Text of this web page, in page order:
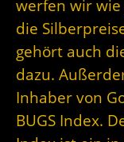
werfen wir
die
gehört auch
dazu.
Inhaber von
BUGS Index.